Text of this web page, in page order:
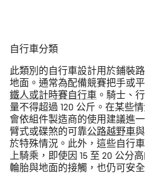
自行車分類
此類別的自行車設計用於鋪裝
地面。通常為配備競賽把手或
鐵人或計時賽自行車 。騎士、
量不得超過 120 公斤。在某些
會依組件製造商的使用建議進
臂式或碟煞的可靠公路越野車與
於特殊情況。此外，這些自行
上騎乘，即使因 15 至 20 公分
輪胎與地面的接觸，也仍可安全